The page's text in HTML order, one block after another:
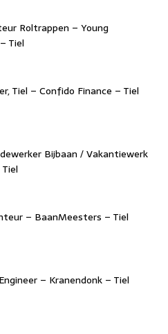
Roltrappen – Young
Tiel
Tiel – Confido Finance – Tiel
Bijbaan / Vakantiewerk
– BaanMeesters – Tiel
– Kranendonk – Tiel